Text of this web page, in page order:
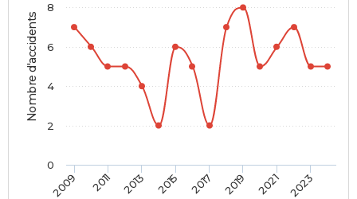
S'inscrire
Se connecter
Lycées
Collèges
Primaires
Universités
Entreprises
Service militaire
Avis de recherche
AVIS DE DÉCÈS
FORUM
Bricolage
Lifestyle
Culture
Sport
Auto
Television
Voyage
Cinema
Nombre d'accidents
2009 2011 2013 2015 2017 2019 2021 2023
0
2
4
6
8